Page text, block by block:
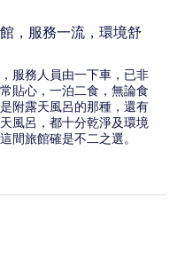
，服務一流，環境舒
服務人員由一下車，已非
貼心，一泊二食，無論食
附露天風呂的那種，還有
風呂，都十分乾淨及環境
間旅館確是不二之選。